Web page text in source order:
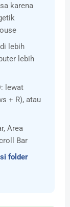
karena
lebih
lebih
lewat
+ R), atau
Area
Bar
folder